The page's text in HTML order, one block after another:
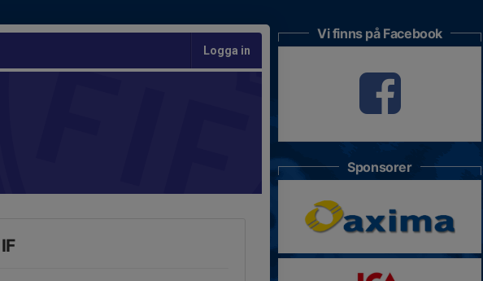
Logga in
Vi finns på Facebook
Sponsorer